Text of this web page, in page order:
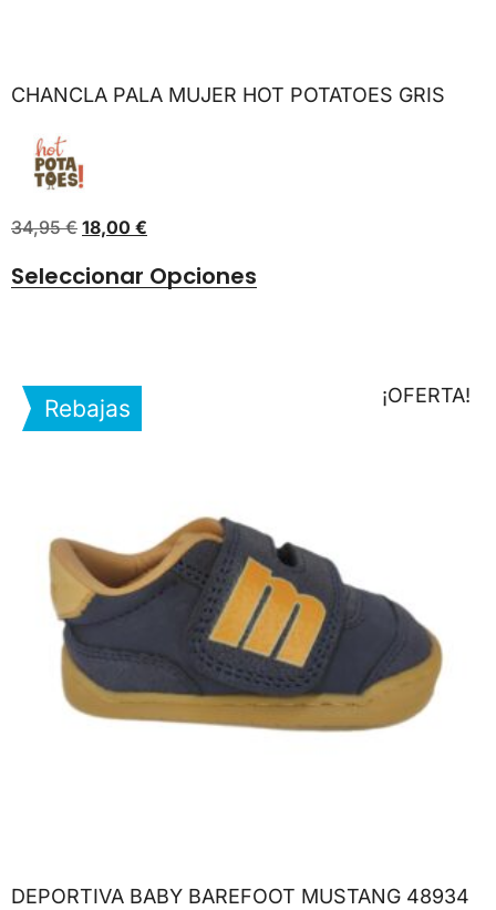
CHANCLA PALA MUJER HOT POTATOES GRIS
34,95€ 18,00 €
Seleccionar Opciones
Rebajas ¡OFERTA!
DEPORTIVA BABY BAREFOOT MUSTANG 48934